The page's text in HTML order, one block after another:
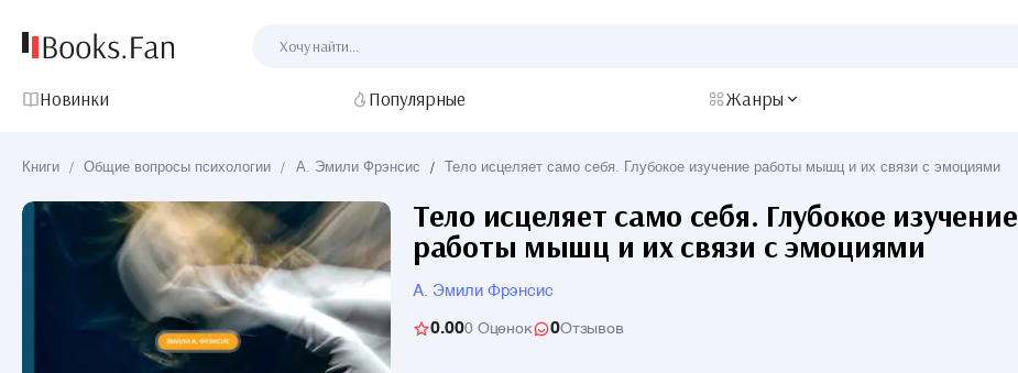
Новинки Популярные Жанры
Книги / Общие вопросы психологии / А. Эмили Фрэнсис / Тело исцеляет само себя. Глубокое изучение работы мышц и их связи с эмоциями
Тело исцеляет само себя. Глубокое изучение
работы мышц и их связи с эмоциями
А. Эмили Фрэнсис
0.000 Оценок 0Отзывов